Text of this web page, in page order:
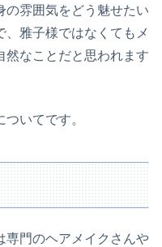
の雰囲気をどう魅せたい
雅子様ではなくてもメ
然なことだと思われます
いてです。
専門のヘアメイクさんや